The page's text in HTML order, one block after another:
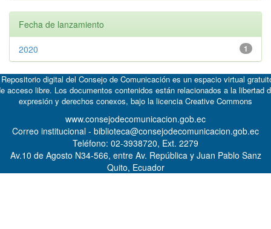
Fecha de lanzamiento
1
2020
digital del Consejo de Comunicación es un espacio virtual
acceso libre. Los documentos contenidos están relacionados a la libertad
expresión y derechos conexos, bajo la licencia Creative Commons
www.consejodecomunicacion.gob.ec
Correo institucional - biblioteca@consejodecomunicacion.gob.ec
Teléfono: 02-3938720, Ext. 2279
Av.10 de Agosto N34-566, entre Av. República y Juan Pablo Sanz
Quito, Ecuador